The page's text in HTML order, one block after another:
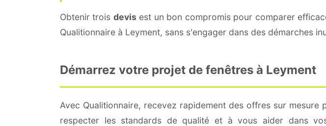
Obtenir trois devisest un bon compromis pour comparer
Qualitionnaire à Leyment, sans s'engager dans des démarches
Démarrez votre projet de fenêtres à Leyment
Avec Qualitionnaire, recevez rapidement des offres sur
respecter les standards de qualité et à vous aider dans